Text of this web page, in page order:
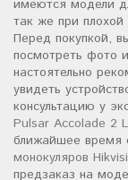
имеются модели
так же при
Перед покупкой,
посмотреть фото
настоятельно
увидеть
консультацию у
Pulsar Accolade 2
ближайшее время
монокуляров
предзаказ на